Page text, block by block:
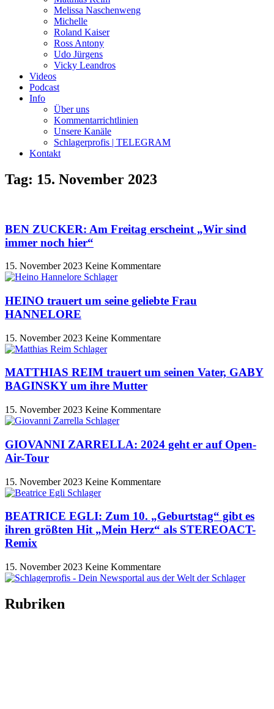
Melissa Naschenweng
Michelle
Roland Kaiser
Ross Antony
Udo Jürgens
Vicky Leandros
Videos
Podcast
Info
Über uns
Kommentarrichtlinien
Unsere Kanäle
Schlagerprofis | TELEGRAM
Kontakt
Tag: 15. November 2023
BEN ZUCKER: Am Freitag erscheint „Wir sind
immer noch hier“
15. November 2023 Keine Kommentare
HEINO trauert um seine geliebte Frau
HANNELORE
15. November 2023 Keine Kommentare
MATTHIAS REIM trauert um seinen Vater, GABY
BAGINSKY um ihre Mutter
15. November 2023 Keine Kommentare
GIOVANNI ZARRELLA: 2024 geht er auf Open-
Air-Tour
15. November 2023 Keine Kommentare
BEATRICE EGLI: Zum 10. „Geburtstag“ gibt es
ihren größten Hit „Mein Herz“ als STEREOACT-
Remix
15. November 2023 Keine Kommentare
Rubriken